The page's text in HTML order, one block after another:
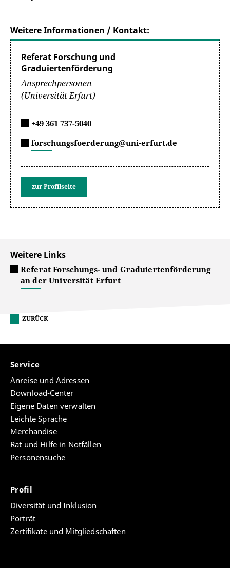
Weitere Informationen / Kontakt:
Referat Forschung und
Graduiertenförderung
Ansprechpersonen
(Universität Erfurt)
+49 361 737-5040
forschungsfoerderung@uni-erfurt.de
zur Profilseite
Weitere Links
Referat Forschungs- und Graduiertenförderung
an der Universität Erfurt
ZURÜCK
Service
Anreise und Adressen
Download-Center
Eigene Daten verwalten
Leichte Sprache
Merchandise
Rat und Hilfe in Notfällen
Personensuche
Profil
Diversität und Inklusion
Porträt
Zertifikate und Mitgliedschaften